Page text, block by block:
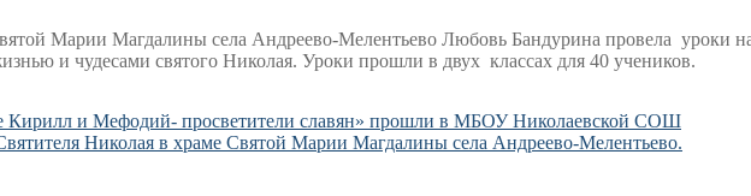
Марии Магдалины села Андреево-Мелентьево Любовь Бандурина провела уроки
и чудесами святого Николая. Уроки прошли в двух классах для 40 учеников.
Кирилл и Мефодий- просветители славян» прошли в МБОУ Николаевской СОШ
Николая в храме Святой Марии Магдалины села Андреево-Мелентьево.